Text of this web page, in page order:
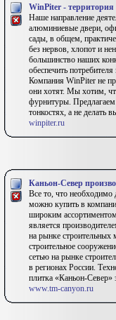
WinPiter - территория
Наше направление
алюминиевые двери,
сады, в общем,
без нервов, хлопот и
большинство наших
обеспечить
Компания WinPiter не
они хотят. Мы хотим,
фурнитуры. Предлагаем
тонкостях, а не делать
winpiter.ru
Каньон-Север
Все то, что необходимо
можно купить в
широким
является
на рынке строительных
строительное
сетью на рынке
в регионах России.
плитка «Каньон-Север»
www.tm-canyon.ru